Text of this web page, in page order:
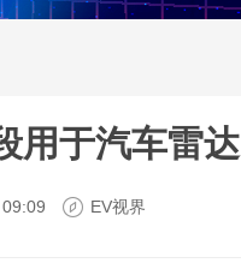
用于汽车雷达
EV视界